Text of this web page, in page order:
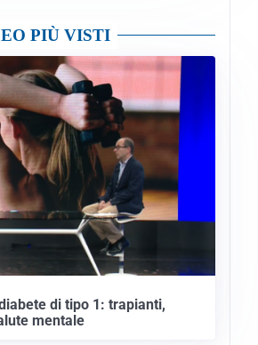
PIÙ VISTI
di tipo 1: trapianti,
mentale